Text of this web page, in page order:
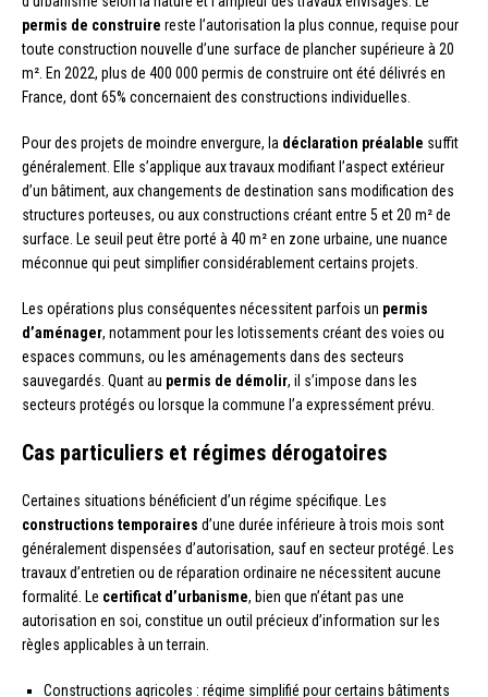
permis de construire reste l’autorisation la plus connue, requise pour
toute construction nouvelle d’une surface de plancher supérieure à 20
m². En 2022, plus de 400 000 permis de construire ont été délivrés en
France, dont 65% concernaient des constructions individuelles.
Pour des projets de moindre envergure, la déclaration préalable suffit
généralement. Elle s’applique aux travaux modifiant l’aspect extérieur
d’un bâtiment, aux changements de destination sans modification des
structures porteuses, ou aux constructions créant entre 5 et 20 m² de
surface. Le seuil peut être porté à 40 m² en zone urbaine, une nuance
méconnue qui peut simplifier considérablement certains projets.
Les opérations plus conséquentes nécessitent parfois un permis
d’aménager, notamment pour les lotissements créant des voies ou
espaces communs, ou les aménagements dans des secteurs
sauvegardés. Quant au permis de démolir, il s’impose dans les
secteurs protégés ou lorsque la commune l’a expressément prévu.
Cas particuliers et régimes dérogatoires
Certaines situations bénéficient d’un régime spécifique. Les
constructions temporaires d’une durée inférieure à trois mois sont
généralement dispensées d’autorisation, sauf en secteur protégé. Les
travaux d’entretien ou de réparation ordinaire ne nécessitent aucune
formalité. Le certificat d’urbanisme, bien que n’étant pas une
autorisation en soi, constitue un outil précieux d’information sur les
règles applicables à un terrain.
Constructions agricoles : régime simplifié pour certains bâtiments